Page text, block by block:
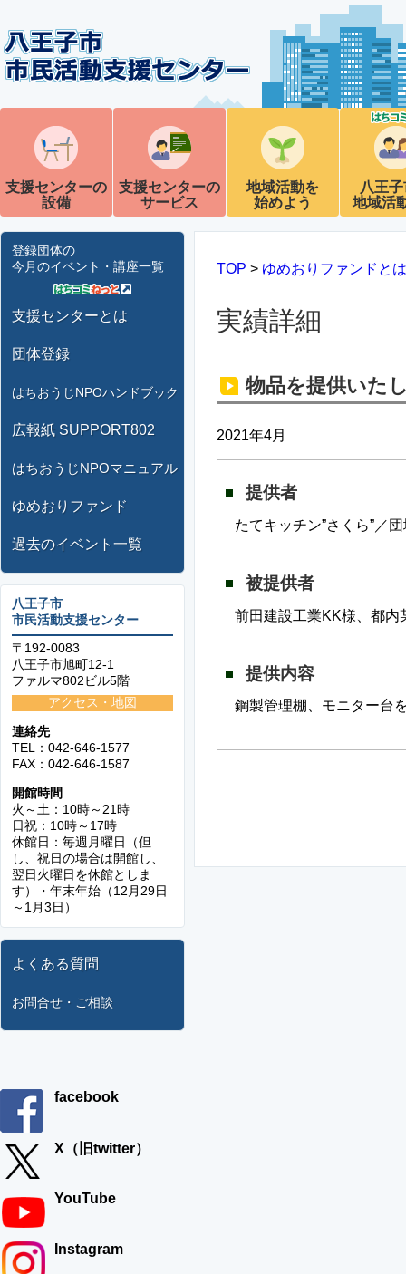
支援センターの
設備
支援センターの
サービス
地域活動を
始めよう
八王
地域活
登録団体の
今月のイベント・講座一覧
支援センターとは
団体登録
はちおうじNPOハンドブック
広報紙 SUPPORT802
はちおうじNPOマニュアル
ゆめおりファンド
過去のイベント一覧
八王子市
市民活動支援センター
〒192-0083
八王子市旭町12-1
ファルマ802ビル5階
アクセス・地図
連絡先
TEL：042-646-1577
FAX：042-646-1587
開館時間
火～土：10時～21時
日祝：10時～17時
休館日：毎週月曜日（但
し、祝日の場合は開館し、
翌日火曜日を休館としま
す）・年末年始（12月29日
～1月3日）
よくある質問
お問合せ・ご相談
facebook
X（旧twitter）
YouTube
Instagram
TOP > ゆめおりファンドとは
実績詳細
物品を提供いた
2021年4月
提供者
たてキッチン”さくら”／
被提供者
前田建設工業KK様、都内
提供内容
鋼製管理棚、モニター台